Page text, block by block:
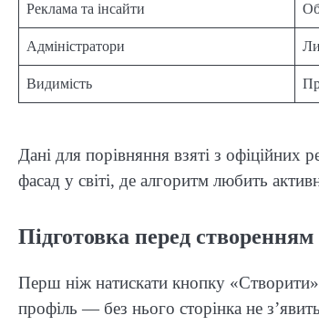
Реклама та інсайти
Адміністратори
Видимість
Дані для порівняння взяті з
фасад у світі, де алгоритм любить
Підготовка перед створенням
Перш ніж натискати кнопку
профіль — без нього сторінка не